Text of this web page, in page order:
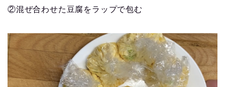
②混ぜ合わせた豆腐をラップで包む